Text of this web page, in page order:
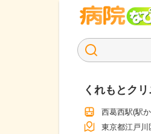
くれもとク
西葛西駅(駅
東京都江戸川